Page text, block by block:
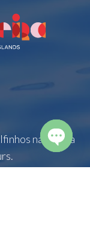
na Ilha da
CHATY